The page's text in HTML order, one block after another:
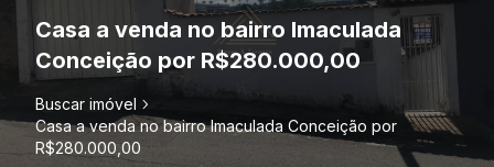
Casa a venda no bairro Imaculada
Conceição por R$280.000,00
Buscar imóvel
Casa a venda no bairro Imaculada Conceição por
R$280.000,00